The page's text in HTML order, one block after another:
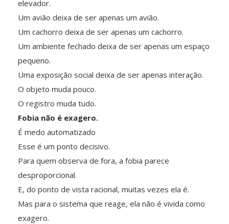
elevador.
Um avião deixa de ser apenas um avião.
Um cachorro deixa de ser apenas um cachorro.
Um ambiente fechado deixa de ser apenas um espaço
pequeno.
Uma exposição social deixa de ser apenas interação.
O objeto muda pouco.
O registro muda tudo.
Fobia não é exagero.
É medo automatizado
Esse é um ponto decisivo.
Para quem observa de fora, a fobia parece
desproporcional.
E, do ponto de vista racional, muitas vezes ela é.
Mas para o sistema que reage, ela não é vivida como
exagero.